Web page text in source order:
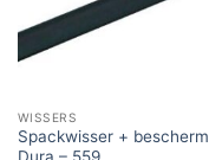
WISSERS
Spackwisser +